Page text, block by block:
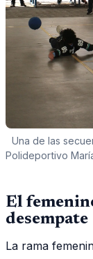
Una de las
Polideportivo
El
desempate
La rama